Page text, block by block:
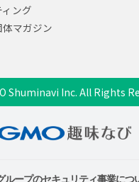
ング
マガジン
Shuminavi Inc. All Rights